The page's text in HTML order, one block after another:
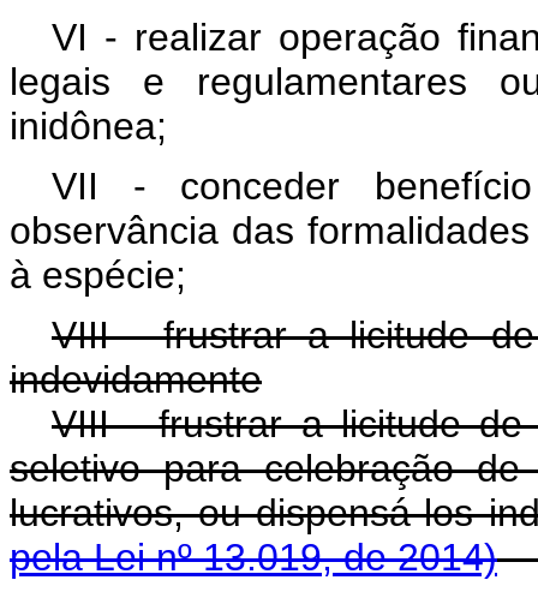
VI - realizar operação
legais e regulamentares
inidônea;
VII - conceder
observância das
à espécie;
VIII - frustrar a licitude
indevidamente
VIII - frustrar a licitude de
seletivo para celebração
lucrativos, ou dispensá-los
pela Lei nº 13.019, de 2014)